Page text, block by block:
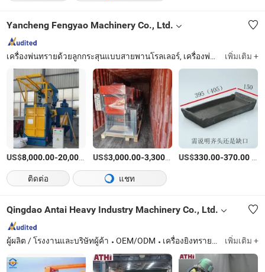
Yancheng Fengyao Machinery Co., Ltd.
เครื่องพ่นทรายด้วยลูกกระสุนแบบสายพานโรลเลอร์, เครื่องพ่นทรายด้วยลูกกระสุนแบบแขวน, เครื่องพ่นทรายด้วยลูกกระสุนแบบสายพานกลม, เครื่องพ่นทรายด้วยลูกกระสุนแบบตะแกรงลวด, เครื่องพ่นทรายด้วยลูกกระสุนแบบโซ่, เครื่องพ่นทรายด้วยลูกกระสุนแบบ H Beam, เครื่องพ่นทรายด้วยลูกกระสุนแบบล้อรถ, เครื่องพ่นทรายด้วยลูกกระสุนแบบหล่อ, เครื่องพ่นทราย, เครื่องเก็บฝุ่น เพิ่มเติม +
US$8,000.00-20,000.00 /เตรียมตัว
US$3,000.00-3,300.00 /เตรียมตัว
US$330.00-370.00
ติดต่อ
แชท
Qingdao Antai Heavy Industry Machinery Co., Ltd.
ผู้ผลิต / โรงงานและบริษัทผู้ค้า OEM/ODM เครื่องยิงทราย, เครื่องเก็บฝุ่น, เครื่องหล่อ, อุปกรณ์ฟื้นฟูทราย, ห้องยิงทราย, เครื่องยิงทราย, อุปกรณ์ทาสี เพิ่มเติม +